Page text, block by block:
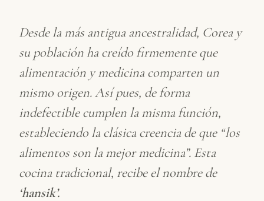
Desde la más antigua ancestralidad, Corea y
su población ha creído firmemente que
alimentación y medicina comparten un
mismo origen. Así pues, de forma
indefectible cumplen la misma función,
estableciendo la clásica creencia de que “los
alimentos son la mejor medicina”. Esta
cocina tradicional, recibe el nombre de
‘hansik’.